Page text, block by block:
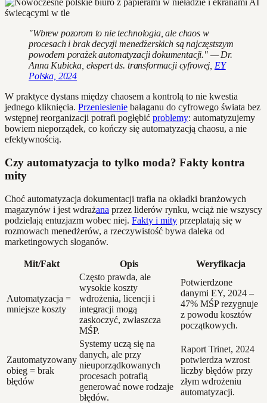
"Wbrew pozorom to nie technologia, ale chaos w
procesach i brak decyzji menedżerskich są najczęstszym
powodem porażek automatyzacji dokumentacji." — Dr.
Anna Kubicka, ekspert ds. transformacji cyfrowej, EY
Polska, 2024
W praktyce dystans między chaosem a kontrolą to nie kwestia
jednego kliknięcia. Przeniesienie bałaganu do cyfrowego świata bez
wstępnej reorganizacji potrafi pogłębić problemy: automatyzujemy
bowiem nieporządek, co kończy się automatyzacją chaosu, a nie
efektywnością.
Czy automatyzacja to tylko moda? Fakty kontra
mity
Choć automatyzacja dokumentacji trafia na okładki branżowych
magazynów i jest wdrażana przez liderów rynku, wciąż nie wszyscy
podzielają entuzjazm wobec niej. Fakty i mity przeplatają się w
rozmowach menedżerów, a rzeczywistość bywa daleka od
marketingowych sloganów.
Mit/Fakt Opis Weryfikacja
Automatyzacja =
mniejsze koszty
Często prawda, ale
wysokie koszty
wdrożenia, licencji i
integracji mogą
zaskoczyć, zwłaszcza
MŚP.
Potwierdzone
danymi EY, 2024 –
47% MŚP rezygnuje
z powodu kosztów
początkowych.
Zautomatyzowany
obieg = brak
błędów
Systemy uczą się na
danych, ale przy
nieuporządkowanych
procesach potrafią
generować nowe rodzaje
błędów.
Raport Trinet, 2024
potwierdza wzrost
liczby błędów przy
złym wdrożeniu
automatyzacji.